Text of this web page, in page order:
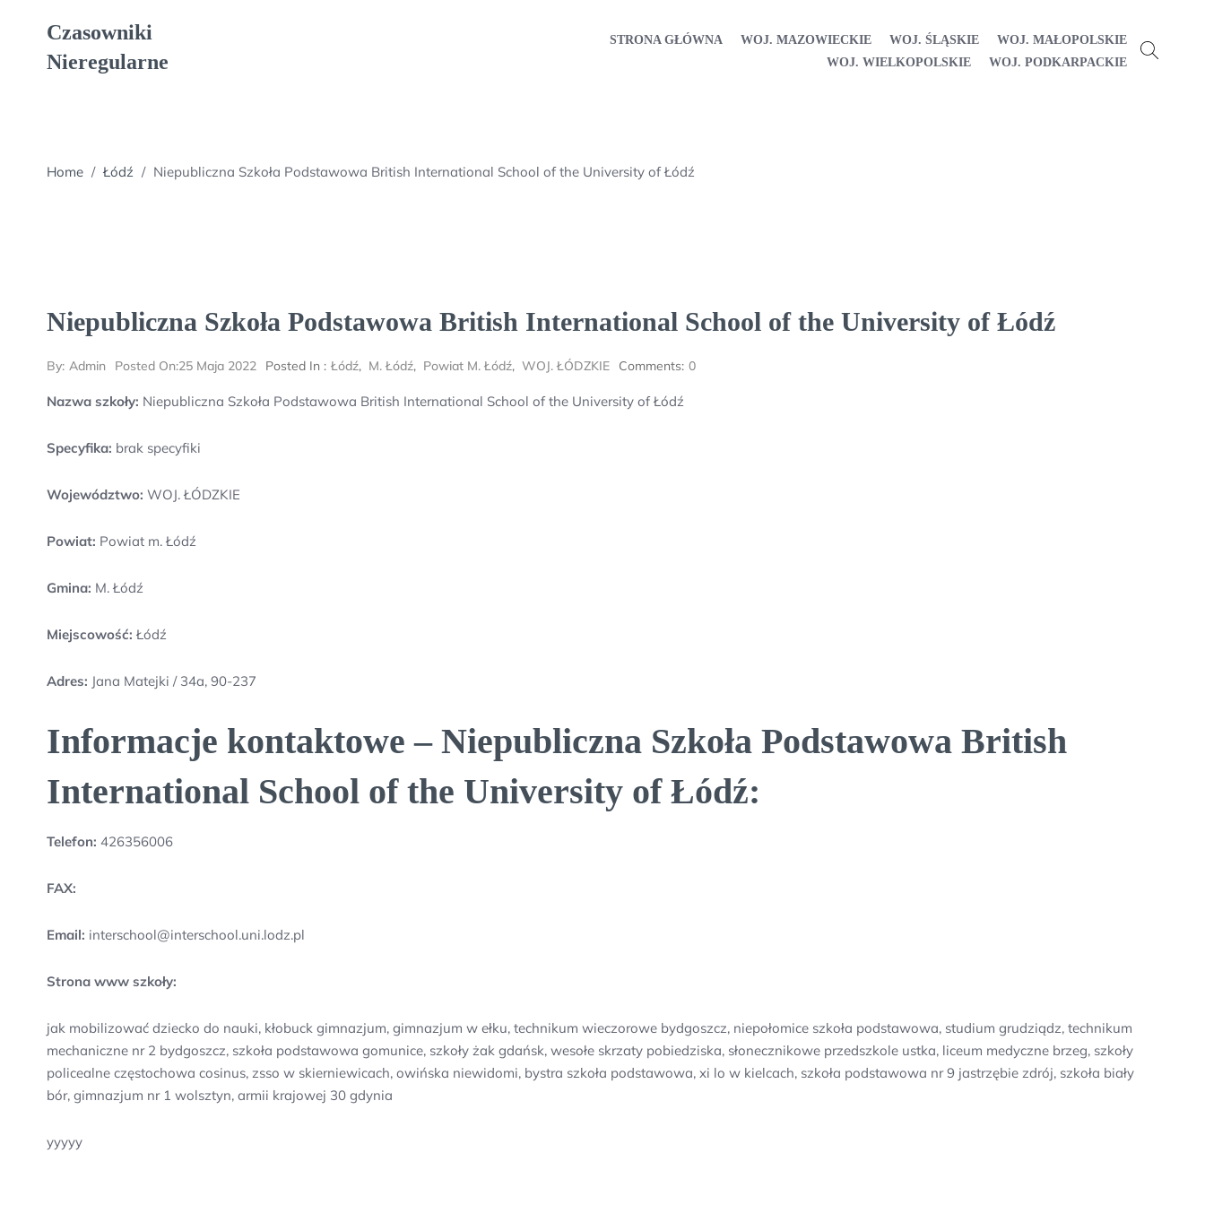
Czasowniki
Nieregularne
STRONA GŁÓWNA WOJ. MAZOWIECKIE WOJ. ŚLĄSKIE
WOJ. MAŁOPOLSKIE
WOJ. WIELKOPOLSKIE
WOJ. PODKARPACKIE
Home / Łódź / Niepubliczna Szkoła Podstawowa British International School of the University of Łódź
Niepubliczna Szkoła Podstawowa British International School of the University of Łódź
By: Admin Posted On:25 Maja 2022 Posted In : Łódź, M. Łódź, Powiat M. Łódź, WOJ. ŁÓDZKIE Comments: 0
Nazwa szkoły: Niepubliczna Szkoła Podstawowa British International School of the University of Łódź
Specyfika: brak specyfiki
Województwo: WOJ. ŁÓDZKIE
Powiat: Powiat m. Łódź
Gmina: M. Łódź
Miejscowość: Łódź
Adres: Jana Matejki / 34a, 90-237
Informacje kontaktowe – Niepubliczna Szkoła Podstawowa British
International School of the University of Łódź:
Telefon: 426356006
FAX:
Email: interschool@interschool.uni.lodz.pl
Strona www szkoły:
jak mobilizować dziecko do nauki, kłobuck gimnazjum, gimnazjum w ełku, technikum wieczorowe bydgoszcz, niepołomice szkoła podstawowa, studium grudziądz, technikum
mechaniczne nr 2 bydgoszcz, szkoła podstawowa gomunice, szkoły żak gdańsk, wesołe skrzaty pobiedziska, słonecznikowe przedszkole ustka, liceum medyczne brzeg, szkoły
policealne częstochowa cosinus, zsso w skierniewicach, owińska niewidomi, bystra szkoła podstawowa, xi lo w kielcach, szkoła podstawowa nr 9 jastrzębie zdrój, szkoła biały
bór, gimnazjum nr 1 wolsztyn, armii krajowej 30 gdynia
yyyyy